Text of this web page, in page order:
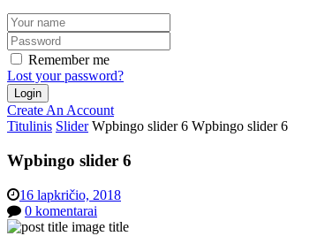
Remember me
Lost your password?
Create An Account
Titulinis Slider Wpbingo slider 6 Wpbingo slider 6
Wpbingo slider 6
16 lapkričio, 2018
0 komentarai